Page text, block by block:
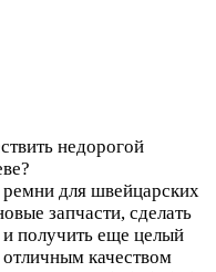
недорогой
для швейцарских
запчасти, сделать
получить еще целый
качеством